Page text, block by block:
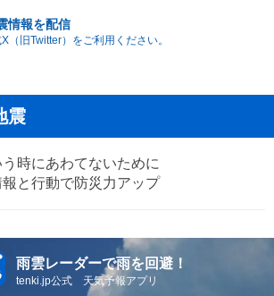
情報を配信
（旧Twitter）をご利用ください。
震
時にあわてないために
と行動で防災力アップ
雨雲レーダーで雨を回避！
tenki.jp公式 天気予報アプリ